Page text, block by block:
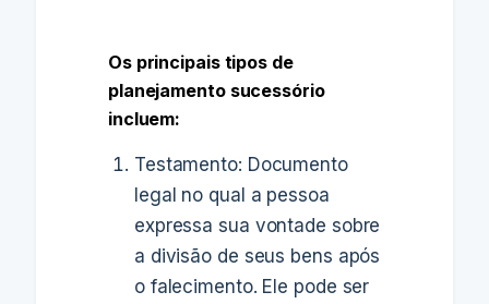
Os principais tipos de
planejamento sucessório
incluem:
Testamento: Documento
legal no qual a pessoa
expressa sua vontade sobre
a divisão de seus bens após
o falecimento. Ele pode ser